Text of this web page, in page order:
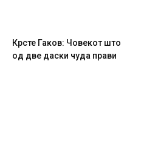
Крсте Гаков: Човекот што
од две даски чуда прави